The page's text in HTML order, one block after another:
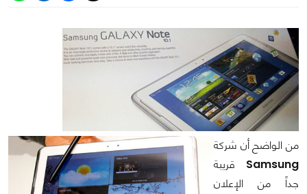
من الواضح أن شركة
Samsung قريبة
جداً من الإعلان